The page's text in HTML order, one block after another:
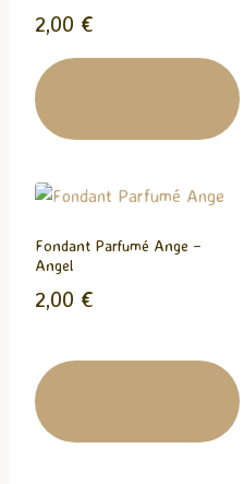
2,00 €
Fondant Parfumé Ange –
Angel
2,00 €